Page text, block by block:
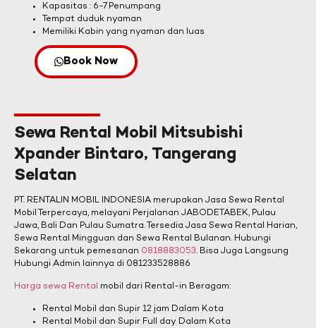
Kapasitas : 6-7 Penumpang
Tempat duduk nyaman
Memiliki Kabin yang nyaman dan luas
Book Now
Sewa Rental Mobil Mitsubishi
Xpander Bintaro, Tangerang
Selatan
PT. RENTALIN MOBIL INDONESIA merupakan Jasa Sewa Rental
Mobil Terpercaya, melayani Perjalanan JABODETABEK, Pulau
Jawa, Bali Dan Pulau Sumatra. Tersedia Jasa Sewa Rental Harian,
Sewa Rental Mingguan dan Sewa Rental Bulanan. Hubungi
Sekarang untuk pemesanan 0818883053. Bisa Juga Langsung
Hubungi Admin lainnya di ‪081233528886
Harga sewa Rental mobil dari Rental-in Beragam:
Rental Mobil dan Supir 12 jam Dalam Kota
Rental Mobil dan Supir Full day Dalam Kota